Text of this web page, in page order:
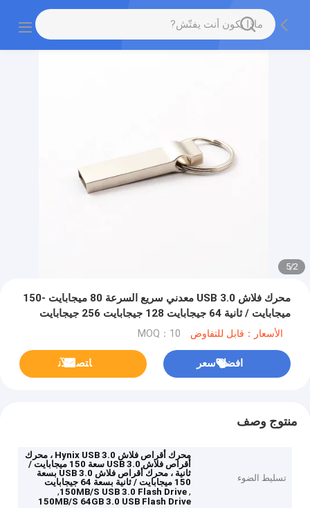
2
/
5
محرك فلاش USB 3.0 معدني سريع السرعة 80 ميجابايت -150
ميجابايت / ثانية 64 جيجابايت 128 جيجابايت 256 جيجابايت
الأسعار：قابل للتفاوض MOQ：10
افضل سعر ﺎﺘﺼﻟ ﺍﻶﻧ
منتوج وصف
تسليط الضوء
محرك أقراص فلاش Hynix USB 3.0 ، محرك
أقراص فلاش USB 3.0 سعة 150 ميجابايت /
ثانية ، محرك أقراص فلاش USB 3.0 بسعة
150 ميجابايت / ثانية بسعة 64 جيجابايت
,
150MB/S USB 3.0 Flash Drive
,
150MB/S 64GB 3.0 USB Flash Drive